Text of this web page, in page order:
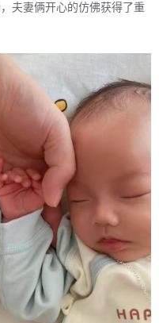
夫妻俩开心的仿佛获得了重